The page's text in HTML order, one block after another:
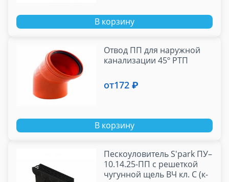
В корзину
Отвод ПП для наружной
канализации 45º РТП
от172 ₽
В корзину
Пескоуловитель S'park ПУ–
10.14.25-ПП с решеткой
чугунной щель ВЧ кл. С (к-